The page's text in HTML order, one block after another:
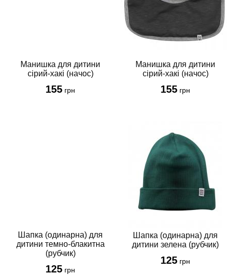
Манишка для дитини
сірий-хакі (начос)
155 грн
Манишка для дитини
сірий-хакі (начос)
155 грн
Шапка (одинарна) для
дитини темно-блакитна
(рубчик)
125 грн
Шапка (одинарна) для
дитини зелена (рубчик)
125 грн